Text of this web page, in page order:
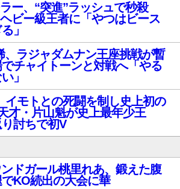
ー、“突進”ラッシュで秒殺
ビー級王者に「やつはビース
」
、ラジャダムナン王座挑戦が暫
チャイトーンと対戦へ「やる
」
イモトとの死闘を制し史上初の
才・片山魁が史上最年少王
討ちで初V
ドガール桃里れあ、鍛えた腹
KO続出の大会に華